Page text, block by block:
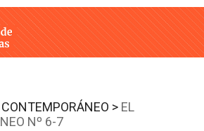
CONTEMPORÁNEO > EL
Nº 6-7